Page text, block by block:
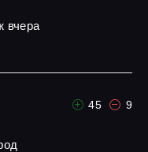
вчера
45 9